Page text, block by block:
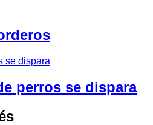
perros se dispara